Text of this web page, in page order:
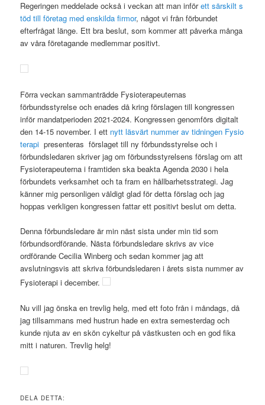
Regeringen meddelade också i veckan att man införett särskilt s
töd till företag med enskilda firmor, något vi från förbundet
efterfrågat länge. Ett bra beslut, som kommer att påverka många
av våra företagande medlemmar positivt.
Förra veckan sammanträdde Fysioterapeuternas
förbundsstyrelse och enades då kring förslagen till kongressen
inför mandatperioden 2021-2024. Kongressen genomförs digitalt
den 14-15 november. I ett nytt läsvärt nummer av tidningen Fysio
terapi presenteras förslaget till ny förbundsstyrelse och i
förbundsledaren skriver jag om förbundsstyrelsens förslag om att
Fysioterapeuterna i framtiden ska beakta Agenda 2030 i hela
förbundets verksamhet och ta fram en hållbarhetsstrategi. Jag
känner mig personligen väldigt glad för detta förslag och jag
hoppas verkligen kongressen fattar ett positivt beslut om detta.
Denna förbundsledare är min näst sista under min tid som
förbundsordförande. Nästa förbundsledare skrivs av vice
ordförande Cecilia Winberg och sedan kommer jag att
avslutningsvis att skriva förbundsledaren i årets sista nummer av
Fysioterapi i december.
Nu vill jag önska en trevlig helg, med ett foto från i måndags, då
jag tillsammans med hustrun hade en extra semesterdag och
kunde njuta av en skön cykeltur på västkusten och en god fika
mitt i naturen. Trevlig helg!
DELA DETTA: